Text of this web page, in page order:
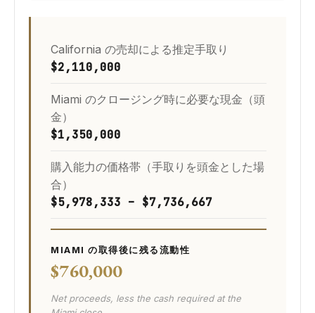
California の売却による推定手取り
$2,110,000
Miami のクロージング時に必要な現金（頭
金）
$1,350,000
購入能力の価格帯（手取りを頭金とした場
合）
$5,978,333 – $7,736,667
MIAMI の取得後に残る流動性
$760,000
Net proceeds, less the cash required at the